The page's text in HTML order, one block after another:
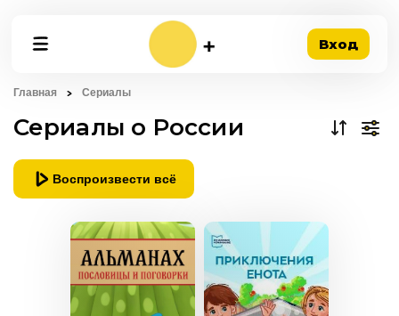
Вход
Главная Сериалы
Сериалы о России
Воспроизвести всё